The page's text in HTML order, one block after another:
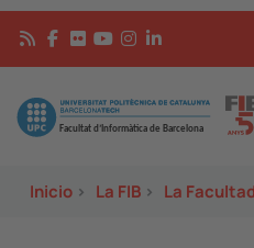
Pasar al contenido principal
Image
Inicio > La FIB > La Facultad